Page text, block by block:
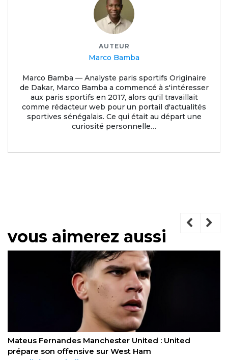
AUTEUR
Marco Bamba
Marco Bamba — Analyste paris sportifs Originaire
de Dakar, Marco Bamba a commencé à s'intéresser
aux paris sportifs en 2017, alors qu'il travaillait
comme rédacteur web pour un portail d'actualités
sportives sénégalais. Ce qui était au départ une
curiosité personnelle…
vous aimerez aussi
Allemagne contre Curaçao : le Mondial 2026 offre un
duel sans précédent au groupe E